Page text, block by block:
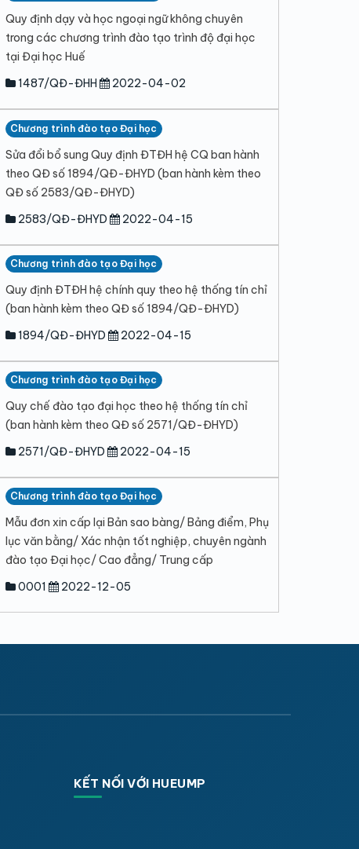
Quy định dạy và học ngoại ngữ không chuyên
trong các chương trình đào tạo trình độ đại học
tại Đại học Huế
1487/QĐ-ĐHH
2022-04-02
Chương trình đào tạo Đại học
Sửa đổi bổ sung Quy định ĐTĐH hệ CQ ban hành
theo QĐ số 1894/QĐ-ĐHYD (ban hành kèm theo
QĐ số 2583/QĐ-ĐHYD)
2583/QĐ-ĐHYD
2022-04-15
Chương trình đào tạo Đại học
Quy định ĐTĐH hệ chính quy theo hệ thống tín chỉ
(ban hành kèm theo QĐ số 1894/QĐ-ĐHYD)
1894/QĐ-ĐHYD
2022-04-15
Chương trình đào tạo Đại học
Quy chế đào tạo đại học theo hệ thống tín chỉ
(ban hành kèm theo QĐ số 2571/QĐ-ĐHYD)
2571/QĐ-ĐHYD
2022-04-15
Chương trình đào tạo Đại học
Mẫu đơn xin cấp lại Bản sao bàng/ Bảng điểm, Phụ
lục văn bằng/ Xác nhận tốt nghiệp, chuyên ngành
đào tạo Đại học/ Cao đẳng/ Trung cấp
0001
2022-12-05
KẾT NỐI VỚI HUEUMP